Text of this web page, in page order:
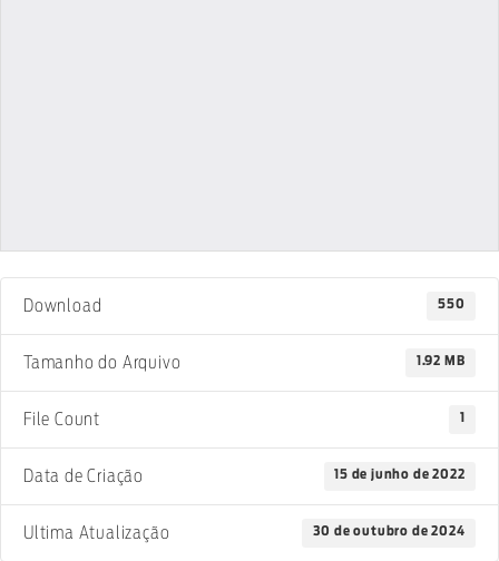
Download 550
Tamanho do Arquivo 1.92 MB
File Count 1
Data de Criação 15 de junho de 2022
Ultima Atualização 30 de outubro de 2024